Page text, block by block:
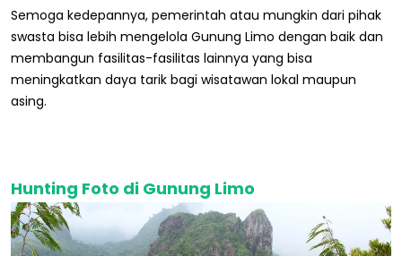
Semoga kedepannya, pemerintah atau mungkin dari pihak
swasta bisa lebih mengelola Gunung Limo dengan baik dan
membangun fasilitas-fasilitas lainnya yang bisa
meningkatkan daya tarik bagi wisatawan lokal maupun
asing.
Hunting Foto di Gunung Limo